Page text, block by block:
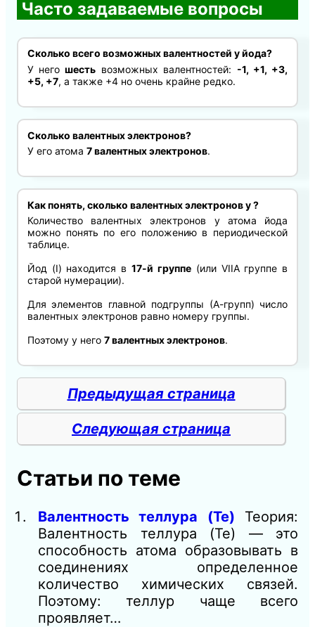
Часто задаваемые вопросы
Сколько всего возможных валентностей у йода?
У негошесть возможных валентностей: -1, +1, +3,
+5, +7, а также +4 но очень крайне редко.
Сколько валентных электронов?
У его атома 7 валентных электронов.
Как понять, сколько валентных электронов у ?
Количество валентных электронов у атома йода
можно понять по его положению в периодической
таблице.
Йод (I) находится в17-й группе(или VIIA группе в
старой нумерации).
Для элементов главной подгруппы (А-групп) число
валентных электронов равно номеру группы.
Поэтому у него 7 валентных электронов.
Предыдущая страница
Следующая страница
Статьи по теме
Валентность теллура (Te) Теория:
Валентность теллура (Te) — это
способность атома образовывать в
соединениях определенное
количество химических связей.
Поэтому: теллур чаще всего
проявляет…